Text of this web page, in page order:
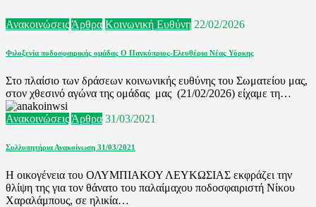
Ανακοινώσεις Άρθρα Κοινωνική Ευθύνη 22/02/2026
Φιλοξενία ποδοσφαιρικής ομάδας Ο Παγκύπριος-Ελευθέρια Νέας Υόρκης
Στο πλαίσιο των δράσεων κοινωνικής ευθύνης του Σωματείου μας,
στον χθεσινό αγώνα της ομάδας μας (21/02/2026) είχαμε τη…
Ανακοινώσεις Άρθρα 31/03/2021
Συλλυπητήρια Ανακοίνωση 31/03/2021
Η οικογένεια του ΟΛΥΜΠΙΑΚΟΥ ΛΕΥΚΩΣΙΑΣ εκφράζει την
θλίψη της για τον θάνατο του παλαίμαχου ποδοσφαιριστή Νίκου
Χαραλάμπους, σε ηλικία…